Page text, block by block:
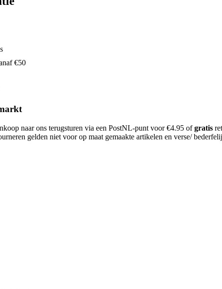
€50
naar ons terugsturen via een PostNL-punt voor €4.95 ofgratis
gelden niet voor op maat gemaakte artikelen en verse/